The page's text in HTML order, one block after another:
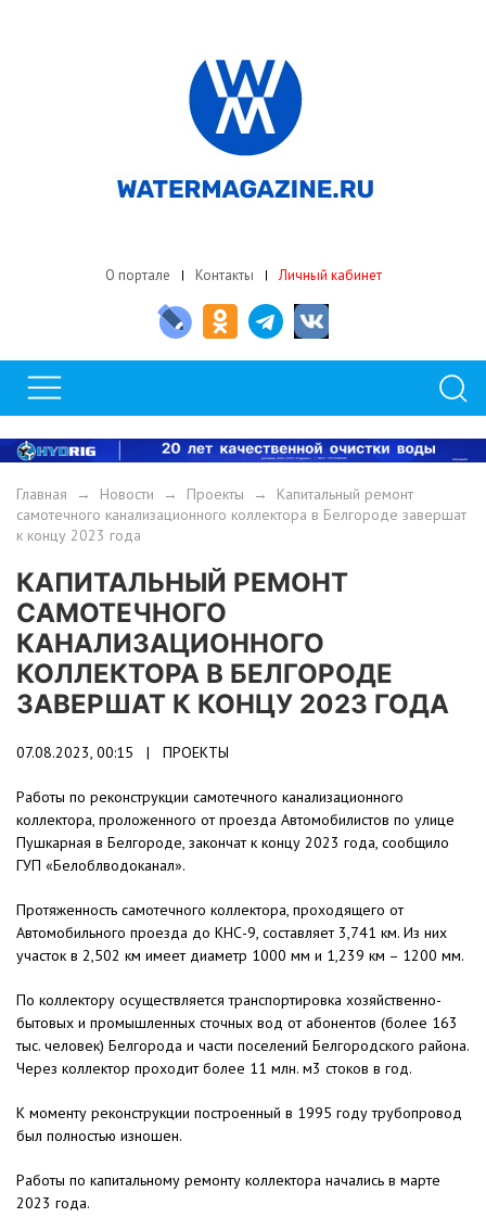
О портале Контакты Личный кабинет
Главная → Новости → Проекты → Капитальный ремонт
самотечного канализационного коллектора в Белгороде завершат
к концу 2023 года
КАПИТАЛЬНЫЙ РЕМОНТ
САМОТЕЧНОГО
КАНАЛИЗАЦИОННОГО
КОЛЛЕКТОРА В БЕЛГОРОДЕ
ЗАВЕРШАТ К КОНЦУ 2023 ГОДА
07.08.2023, 00:15 | ПРОЕКТЫ
Работы по реконструкции самотечного канализационного
коллектора, проложенного от проезда Автомобилистов по улице
Пушкарная в Белгороде, закончат к концу 2023 года, сообщило
ГУП «Белоблводоканал».
Протяженность самотечного коллектора, проходящего от
Автомобильного проезда до КНС-9, составляет 3,741 км. Из них
участок в 2,502 км имеет диаметр 1000 мм и 1,239 км – 1200 мм.
По коллектору осуществляется транспортировка хозяйственно-
бытовых и промышленных сточных вод от абонентов (более 163
тыс. человек) Белгорода и части поселений Белгородского района.
Через коллектор проходит более 11 млн. м3 стоков в год.
К моменту реконструкции построенный в 1995 году трубопровод
был полностью изношен.
Работы по капитальному ремонту коллектора начались в марте
2023 года.